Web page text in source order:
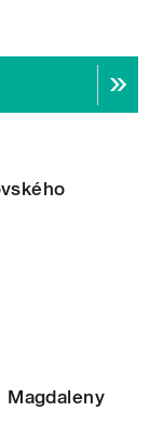
Magdaleny